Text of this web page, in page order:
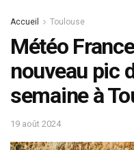
Accueil Toulouse
Météo
nouveau pic
semaine à
19 août 2024